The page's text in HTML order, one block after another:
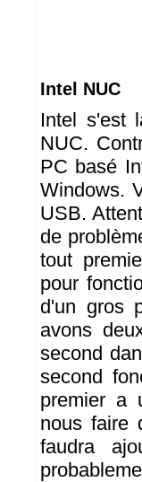
Intel NUC
Intel s'est
NUC.
PC basé
Windows.
USB.
de
tout
pour
d'un gros
avons
second
second
premier a
nous faire
faudra